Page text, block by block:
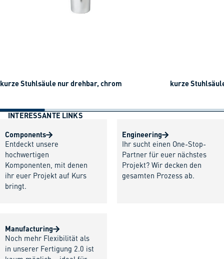
kurze Stuhlsäule nur drehbar, chrom kurze
INTERESSANTE LINKS
Components
Entdeckt unsere
hochwertigen
Komponenten, mit denen
ihr euer Projekt auf Kurs
bringt.
Engineering
Ihr sucht einen One-Stop-
Partner für euer nächstes
Projekt? Wir decken den
gesamten Prozess ab.
Manufacturing
Noch mehr Flexibilität als
in unserer Fertigung 2.0 ist